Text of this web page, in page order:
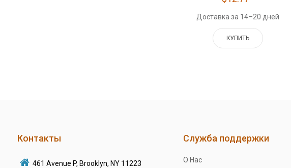
Доставка за 14–20 дней
КУПИТЬ
Контакты
461 Avenue P, Brooklyn, NY 11223
Служба поддержки
О Нас